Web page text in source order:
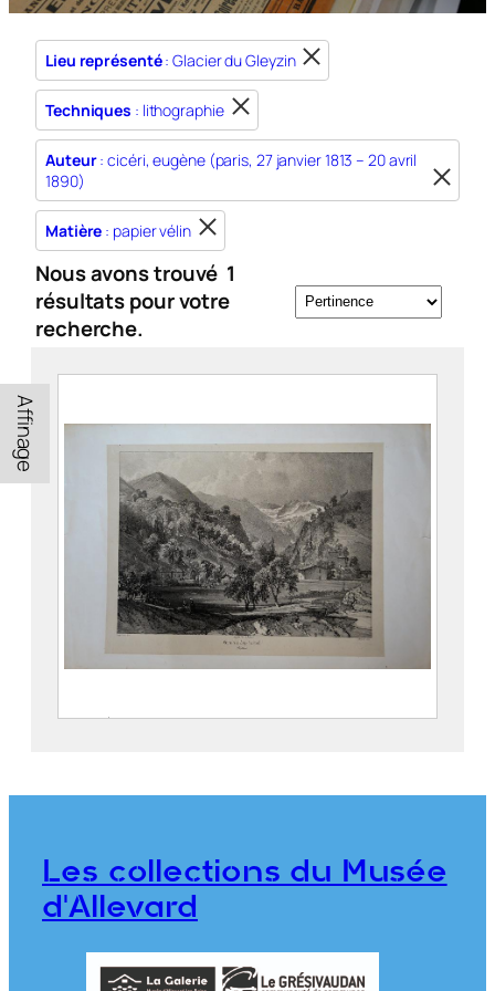
Lieu représenté: Glacier du Gleyzin
Techniques : lithographie
Auteur: cicéri, eugène (paris, 27 janvier 1813 – 20 avril
1890)
Matière : papier vélin
Nous avons trouvé 1
résultats pour votre
recherche.
Affinage
Entrée de la Gorge d’Allevard
CICÉRI, Eugène (Paris, 27 janvier
THIERRY Frères
2018.0.12
Les collections du Musée
d'Allevard